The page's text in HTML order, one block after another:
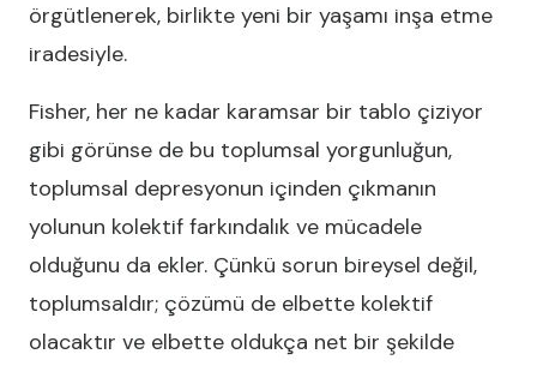
örgütlenerek, birlikte yeni bir yaşamı inşa etme
iradesiyle.
Fisher, her ne kadar karamsar bir tablo çiziyor
gibi görünse de bu toplumsal yorgunluğun,
toplumsal depresyonun içinden çıkmanın
yolunun kolektif farkındalık ve mücadele
olduğunu da ekler. Çünkü sorun bireysel değil,
toplumsaldır; çözümü de elbette kolektif
olacaktır ve elbette oldukça net bir şekilde